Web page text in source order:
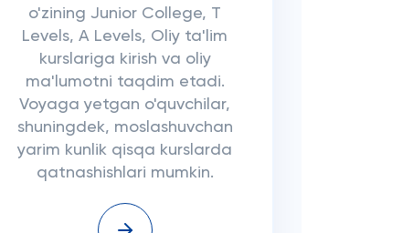
o'zining Junior College, T
Levels, A Levels, Oliy ta'lim
kurslariga kirish va oliy
ma'lumotni taqdim etadi.
Voyaga yetgan o'quvchilar,
shuningdek, moslashuvchan
yarim kunlik qisqa kurslarda
qatnashishlari mumkin.